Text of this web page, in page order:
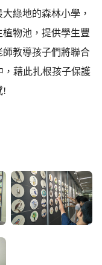
綠地的森林小學，
物池，提供學生豐
教導孩子們將聯合
，藉此扎根孩子保護
!